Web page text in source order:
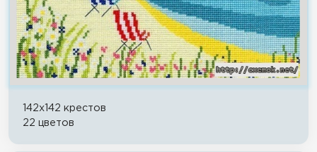
142x142 крестов
22 цветов